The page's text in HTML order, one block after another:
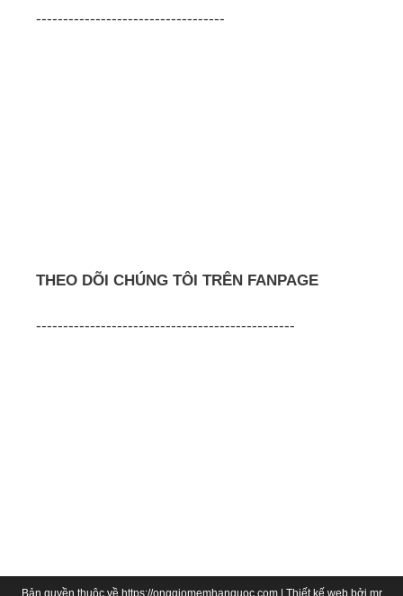
-----------------------------------
THEO DÕI CHÚNG TÔI TRÊN FANPAGE
------------------------------------------------
Bản quyền thuộc về https://onggiomemhanquoc.com | Thiết kế web bởi mr